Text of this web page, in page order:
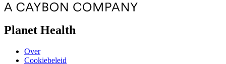
Planet Health
Over
Cookiebeleid